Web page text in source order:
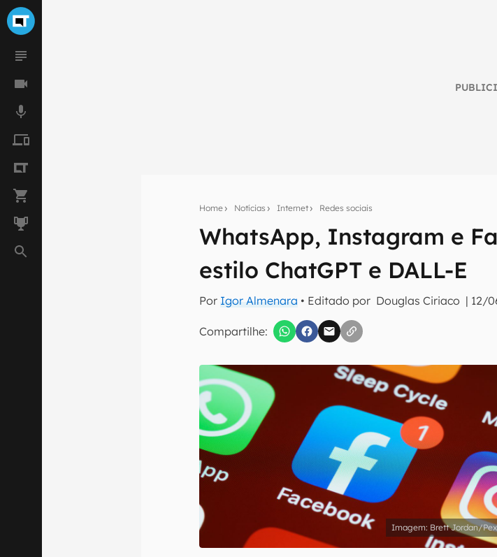
Home Notícias Internet Redes sociais
WhatsApp, Instagram e
estilo ChatGPT e DALL-E
Por Igor Almenara • Editado por Douglas Ciriaco | 12/
Compartilhe:
Seu resumo inteligente do mundo tech!
Assine a newsletter do Canaltech e receba notícias
inscreva-se
Confirmo que li, aceito e concordo com os Termos de Uso
Brett Jordan/